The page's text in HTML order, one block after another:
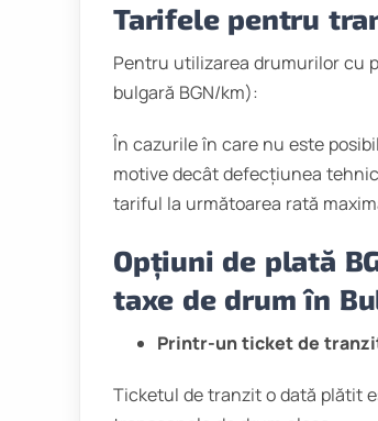
Tarifele pentru
Pentru utilizarea drumurilor cu
bulgară BGN/km):
În cazurile în care nu este
motive decât defecțiunea
tariful la următoarea rată
Opțiuni de plată
taxe de drum în
Printr-un ticket de
Ticketul de tranzit o dată plătit